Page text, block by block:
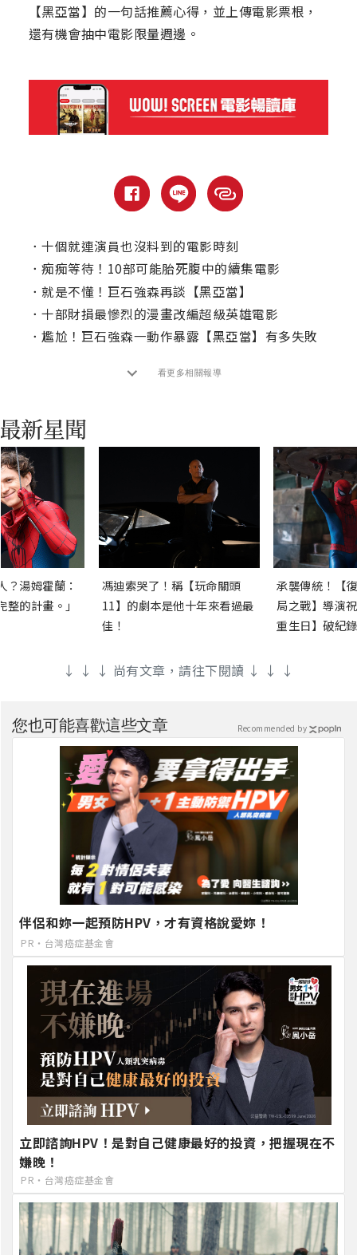
【黑亞當】的一句話推薦心得，並上傳電影票根，
還有機會抽中電影限量週邊。
． 十個就連演員也沒料到的電影時刻
． 痴痴等待！10部可能胎死腹中的續集電影
． 就是不懂！巨石強森再談【黑亞當】
． 十部財損最慘烈的漫畫改編超級英雄電影
． 尷尬！巨石強森一動作暴露【黑亞當】有多失敗
看更多相關報導
？湯姆霍蘭：
的計畫。」
馮迪索哭了！稱【玩命關頭
11】的劇本是他十年來看過最
佳！
承襲傳統！【
局之戰】導演
重生日】破紀
↓ ↓ ↓ 尚有文章，請往下閱讀 ↓ ↓ ↓
您也可能喜歡這些文章
伴侶和妳一起預防HPV，才有資格說愛妳！
PR・台灣癌症基金會
立即諮詢HPV！是對自己健康最好的投資，把握現在不
嫌晚！
PR・台灣癌症基金會
Recommended by